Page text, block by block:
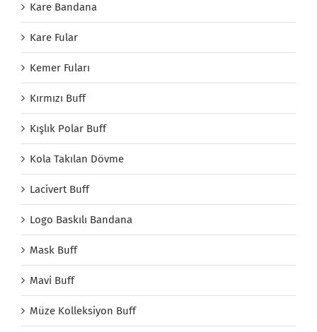
Kare Bandana
Kare Fular
Kemer Fuları
Kırmızı Buff
Kışlık Polar Buff
Kola Takılan Dövme
Lacivert Buff
Logo Baskılı Bandana
Mask Buff
Mavi Buff
Müze Kolleksiyon Buff